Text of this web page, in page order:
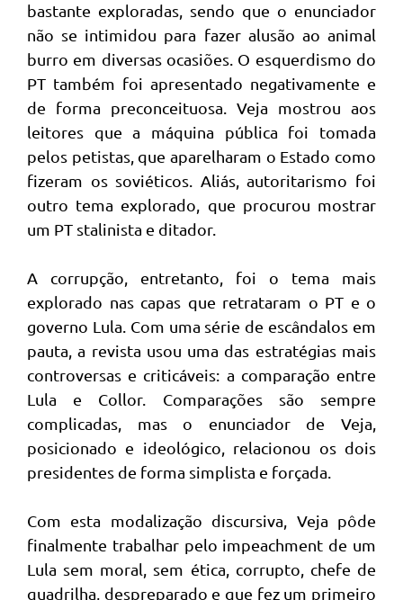
bastante exploradas, sendo que o enunciador
não se intimidou para fazer alusão ao animal
burro em diversas ocasiões. O esquerdismo do
PT também foi apresentado negativamente e
de forma preconceituosa. Veja mostrou aos
leitores que a máquina pública foi tomada
pelos petistas, que aparelharam o Estado como
fizeram os soviéticos. Aliás, autoritarismo foi
outro tema explorado, que procurou mostrar
um PT stalinista e ditador.
A corrupção, entretanto, foi o tema mais
explorado nas capas que retrataram o PT e o
governo Lula. Com uma série de escândalos em
pauta, a revista usou uma das estratégias mais
controversas e criticáveis: a comparação entre
Lula e Collor. Comparações são sempre
complicadas, mas o enunciador de Veja,
posicionado e ideológico, relacionou os dois
presidentes de forma simplista e forçada.
Com esta modalização discursiva, Veja pôde
finalmente trabalhar pelo impeachment de um
Lula sem moral, sem ética, corrupto, chefe de
quadrilha, despreparado e que fez um primeiro